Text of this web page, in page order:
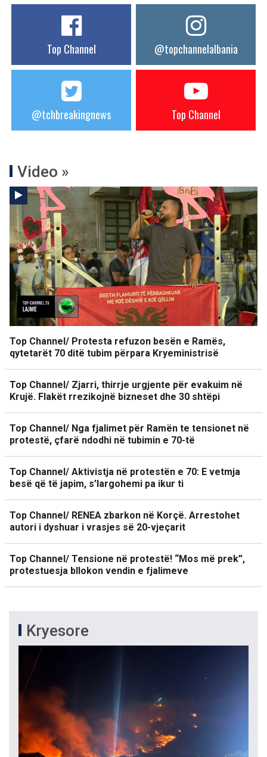
Top Channel @topchannelalbania
@tchbreakingnews Top Channel
Video »
Top Channel/ Protesta refuzon besën e Ramës,
qytetarët 70 ditë tubim përpara Kryeministrisë
Top Channel/ Zjarri, thirrje urgjente për evakuim në
Krujë. Flakët rrezikojnë bizneset dhe 30 shtëpi
Top Channel/ Nga fjalimet për Ramën te tensionet në
protestë, çfarë ndodhi në tubimin e 70-të
Top Channel/ Aktivistja në protestën e 70: E vetmja
besë që të japim, s’largohemi pa ikur ti
Top Channel/ RENEA zbarkon në Korçë. Arrestohet
autori i dyshuar i vrasjes së 20-vjeçarit
Top Channel/ Tensione në protestë! “Mos më prek”,
protestuesja bllokon vendin e fjalimeve
Kryesore